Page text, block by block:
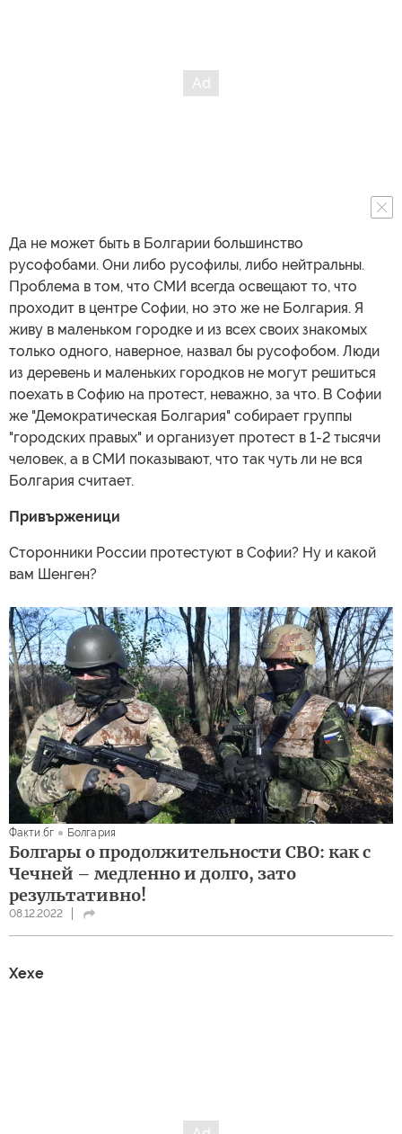
Да не может быть в Болгарии большинство
русофобами. Они либо русофилы, либо нейтральны.
Проблема в том, что СМИ всегда освещают то, что
проходит в центре Софии, но это же не Болгария. Я
живу в маленьком городке и из всех своих знакомых
только одного, наверное, назвал бы русофобом. Люди
из деревень и маленьких городков не могут решиться
поехать в Софию на протест, неважно, за что. В Софии
же "Демократическая Болгария" собирает группы
"городских правых" и организует протест в 1-2 тысячи
человек, а в СМИ показывают, что так чуть ли не вся
Болгария считает.
Привърженици
Сторонники России протестуют в Софии? Ну и какой
вам Шенген?
Факти.бг Болгария
Болгары о продолжительности СВО: как с
Чечней – медленно и долго, зато
результативно!
08.12.2022
Хехе